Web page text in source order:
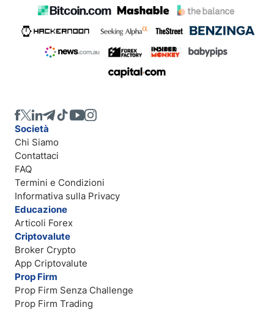
Società
Chi Siamo
Contattaci
FAQ
Termini e Condizioni
Informativa sulla Privacy
Educazione
Articoli Forex
Criptovalute
Broker Crypto
App Criptovalute
Prop Firm
Prop Firm Senza Challenge
Prop Firm Trading